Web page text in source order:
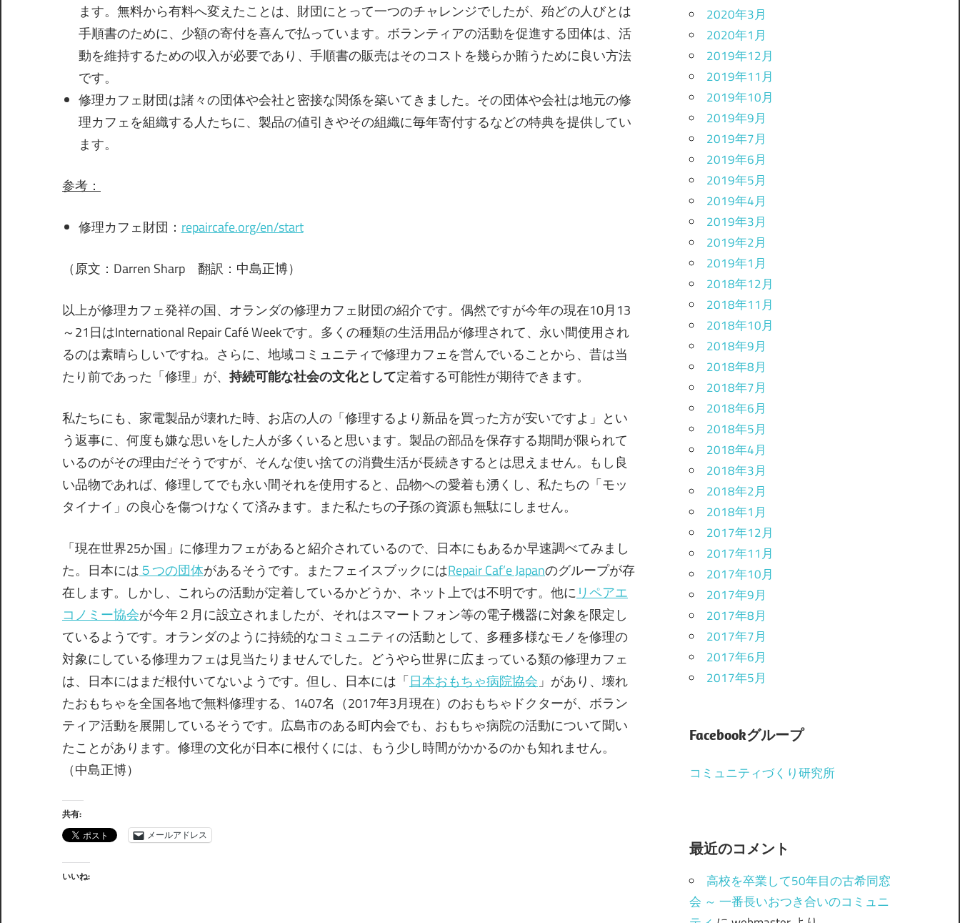
ます。無料から有料へ変えたことは、財団にとって一つのチャレンジでしたが、殆どの人びとは
手順書のために、少額の寄付を喜んで払っています。ボランティアの活動を促進する団体は、活
動を維持するための収入が必要であり、手順書の販売はそのコストを幾らか賄うために良い方法
です。
修理カフェ財団は諸々の団体や会社と密接な関係を築いてきました。その団体や会社は地元の修
理カフェを組織する人たちに、製品の値引きやその組織に毎年寄付するなどの特典を提供してい
ます。
参考 ：
修理カフェ財団： repaircafe.org/en/start
（原文：Darren Sharp 翻訳：中島正博）
以上が修理カフェ発祥の国、オランダの修理カフェ財団の紹介です。偶然ですが今年の現在10月13
～21日はInternational Repair Café Weekです。多くの種類の生活用品が修理されて、永い間使用され
るのは素晴らしいですね。さらに、地域コミュニティで修理カフェを営んでいることから、昔は当
たり前であった「修理」が、 持続可能な社会の文化として定着する可能性が期待できます。
私たちにも、家電製品が壊れた時、お店の人の「修理するより新品を買った方が安いですよ」とい
う返事に、何度も嫌な思いをした人が多くいると思います。製品の部品を保存する期間が限られて
いるのがその理由だそうですが、そんな使い捨ての消費生活が長続きするとは思えません。もし良
い品物であれば、修理してでも永い間それを使用すると、品物への愛着も湧くし、私たちの「モッ
タイナイ」の良心を傷つけなくて済みます。また私たちの子孫の資源も無駄にしません。
「現在世界25か国」に修理カフェがあると紹介されているので、日本にもあるか早速調べてみまし
た。日本には５つの団体があるそうです。またフェイスブックにはRepair Caf’e Japanのグループが存
在します。しかし、これらの活動が定着しているかどうか、ネット上では不明です。他にリペアエ
コノミー協会が今年２月に設立されましたが、それはスマートフォン等の電子機器に対象を限定し
ているようです。オランダのように持続的なコミュニティの活動として、多種多様なモノを修理の
対象にしている修理カフェは見当たりませんでした。どうやら世界に広まっている類の修理カフェ
は、日本にはまだ根付いてないようです。但し、日本には「日本おもちゃ病院協会 」があり、壊れ
たおもちゃを全国各地で無料修理する、1407名（2017年3月現在）のおもちゃドクターが、ボラン
ティア活動を展開しているそうです。広島市のある町内会でも、おもちゃ病院の活動について聞い
たことがあります。修理の文化が日本に根付くには、もう少し時間がかかるのかも知れません。
（中島正博）
共有:
メールアドレス
いいね:
2020年3月
2020年1月
2019年12月
2019年11月
2019年10月
2019年9月
2019年7月
2019年6月
2019年5月
2019年4月
2019年3月
2019年2月
2019年1月
2018年12月
2018年11月
2018年10月
2018年9月
2018年8月
2018年7月
2018年6月
2018年5月
2018年4月
2018年3月
2018年2月
2018年1月
2017年12月
2017年11月
2017年10月
2017年9月
2017年8月
2017年7月
2017年6月
2017年5月
Facebookグループ
コミュニティづくり研究所
最近のコメント
高校を卒業して50年目の古希同窓
会 ～ 一番長いおつき合いのコミュニ